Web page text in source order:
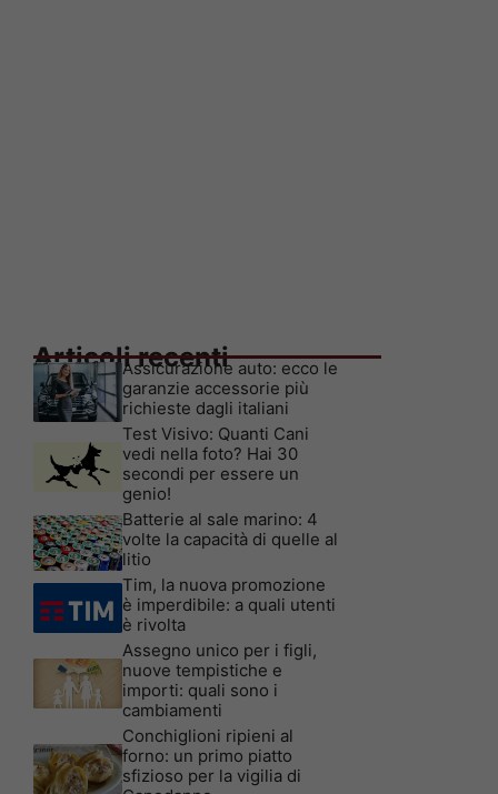
Articoli recenti
Assicurazione auto: ecco le
garanzie accessorie più
richieste dagli italiani
Test Visivo: Quanti Cani
vedi nella foto? Hai 30
secondi per essere un
genio!
Batterie al sale marino: 4
volte la capacità di quelle al
litio
Tim, la nuova promozione
è imperdibile: a quali utenti
è rivolta
Assegno unico per i figli,
nuove tempistiche e
importi: quali sono i
cambiamenti
Conchiglioni ripieni al
forno: un primo piatto
sfizioso per la vigilia di